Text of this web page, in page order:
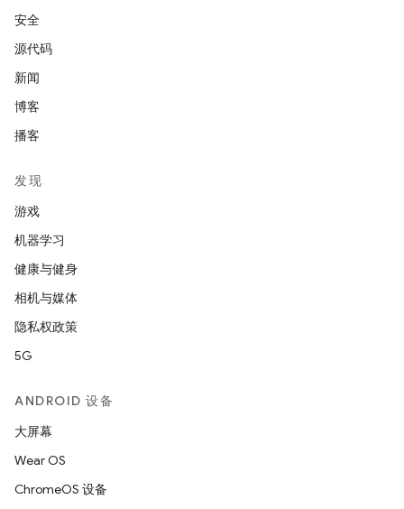
安全
源代码
新闻
博客
播客
发现
游戏
机器学习
健康与健身
相机与媒体
隐私权政策
5G
ANDROID 设备
大屏幕
Wear OS
ChromeOS 设备